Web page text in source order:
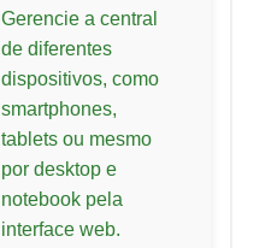
Gerencie a central
de diferentes
dispositivos, como
smartphones,
tablets ou mesmo
por desktop e
notebook pela
interface web.